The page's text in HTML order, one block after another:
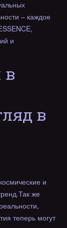
– каждое
и
в
в
и
же
теперь могут